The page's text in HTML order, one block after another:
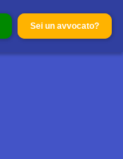
Sei un avvocato?